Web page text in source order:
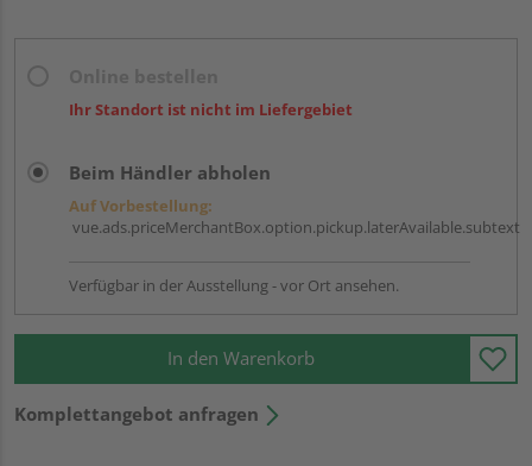
Ihr Standort ist nicht im Liefergebiet
Beim Händler abholen
Auf Vorbestellung:
vue.ads.priceMerchantBox.option.pickup.laterAvailable.subtext
Verfügbar in der Ausstellung - vor Ort ansehen.
In den Warenkorb
Komplettangebot anfragen